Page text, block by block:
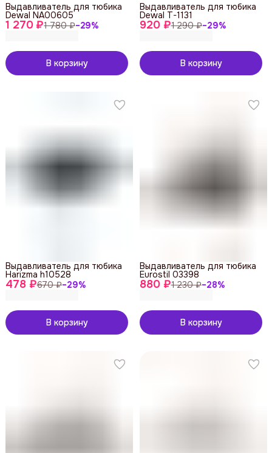
1 270 ₽1 780 ₽−29%
Выдавливатель для тюбика
Dewal NA00605
В корзину
920 ₽1 290 ₽−29%
Выдавливатель для тюбика
Dewal T-1131
В корзину
478 ₽670 ₽−29%
Выдавливатель для тюбика
Harizma h10528
В корзину
880 ₽1 230 ₽−28%
Выдавливатель для тюбика
Eurostil 03398
В корзину